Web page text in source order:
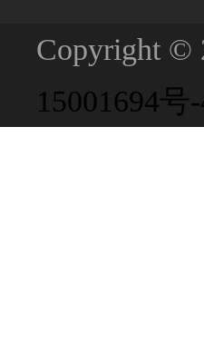
Copyright
15001694号